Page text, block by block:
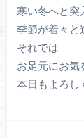
寒い冬へと突
季節が着々と
それでは
お足元にお気
本日もよろし